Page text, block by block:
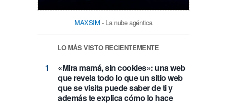
MAXSIM - La nube agéntica
LO MÁS VISTO RECIENTEMENTE
«Mira mamá, sin cookies»: una web
que revela todo lo que un sitio web
que se visita puede saber de ti y
además te explica cómo lo hace